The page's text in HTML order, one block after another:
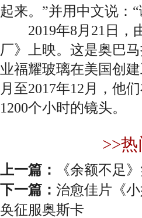
起来。”并用中文说：
2019年8月21日，
厂》上映。这是奥巴
业福耀玻璃在美国创
月至2017年12月，他
1200个小时的镜头。
>>
上一篇：
《余额不足
下一篇： 治愈佳片《
奂征服奥斯卡